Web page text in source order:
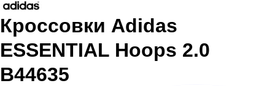
Кроссовки Adidas
ESSENTIAL Hoops 2.0
B44635